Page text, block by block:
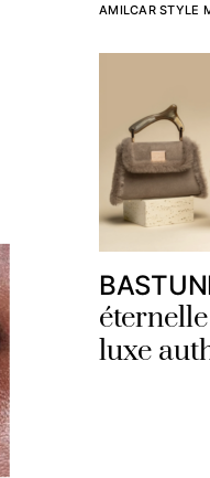
AMILCAR STYLE
luxe